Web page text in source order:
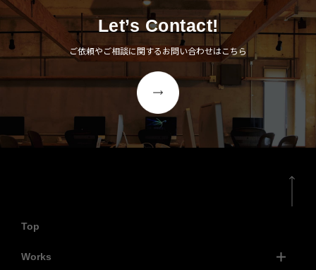
Let’s Contact!
ご依頼やご相談に関するお問い合わせはこちら
Top
Works